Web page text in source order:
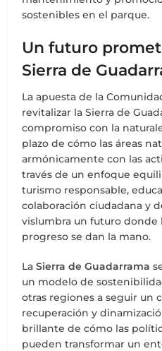
sostenibles en el parque.
Un futuro
Sierra de
La apuesta de la
revitalizar la Sierra de
compromiso con la
plazo de cómo las áreas
armónicamente con las
través de un enfoque
turismo responsable,
colaboración ciudadana y
vislumbra un futuro donde
progreso se dan la mano.
LaSierra de Guadarrama
un modelo de
otras regiones a seguir un
recuperación y
brillante de cómo las
pueden transformar un